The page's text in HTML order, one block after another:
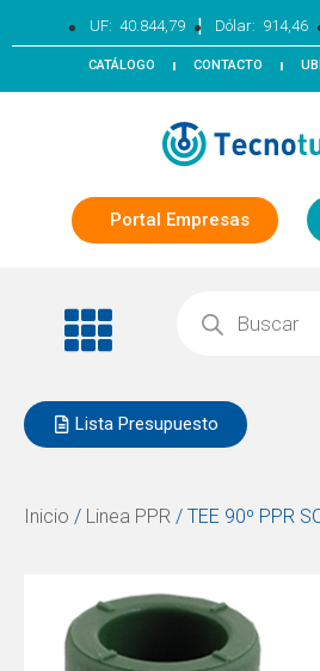
UF: 40.844,79 | Dólar: 914,46
CATÁLOGO CONTACTO
Portal Empresas
Lista Presupuesto
Inicio / Linea PPR / TEE 90º PPR